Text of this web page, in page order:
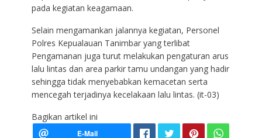
pada kegiatan keagamaan.
Selain mengamankan jalannya kegiatan, Personel
Polres Kepualauan Tanimbar yang terlibat
Pengamanan juga turut melakukan pengaturan arus
lalu lintas dan area parkir tamu undangan yang hadir
sehingga tidak menyebabkan kemacetan serta
mencegah terjadinya kecelakaan lalu lintas. (it-03)
Bagikan artikel ini